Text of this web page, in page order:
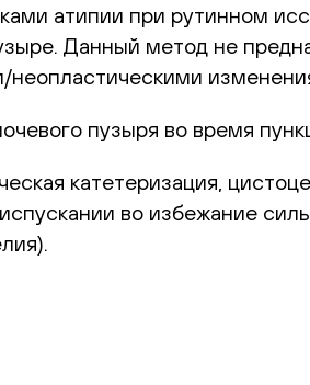
атипии при рутинном
Данный метод не
неопластическими
пузыря во время
катетеризация,
во избежание